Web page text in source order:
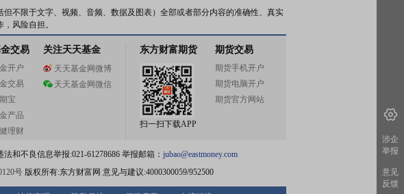
不限于文字、视频、音频、数据及图表）全部或者部分内容的准确性、真实
风险自担。
交易
开户
交易
宝
产品
理财
关注天天基金
天天基金网微博
天天基金网微信
东方财富期货
扫一扫下载APP
期货交易
期货手机开户
期货电脑开户
期货官方网站
和不良信息举报:021-61278686 举报邮箱： jubao@eastmoney.com
号版权所有:东方财富网 意见与建议:4000300059/952500
涉企
举报
意见
反馈